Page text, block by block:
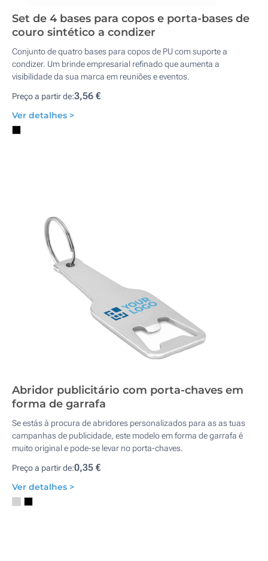
Set de 4 bases para copos e porta-bases de
couro sintético a condizer
Conjunto de quatro bases para copos de PU com suporte a
condizer. Um brinde empresarial refinado que aumenta a
visibilidade da sua marca em reuniões e eventos.
Preço a partir de:3,56 €
Ver detalhes >
Abridor publicitário com porta-chaves em
forma de garrafa
Se estás à procura de abridores personalizados para as as tuas
campanhas de publicidade, este modelo em forma de garrafa é
muito original e pode-se levar no porta-chaves.
Preço a partir de:0,35 €
Ver detalhes >